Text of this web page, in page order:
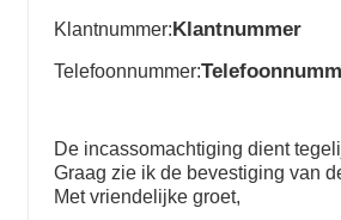
Klantnummer:Klantnummer
Telefoonnummer:
De incassomachtiging dient
Graag zie ik de bevestiging van
Met vriendelijke groet,